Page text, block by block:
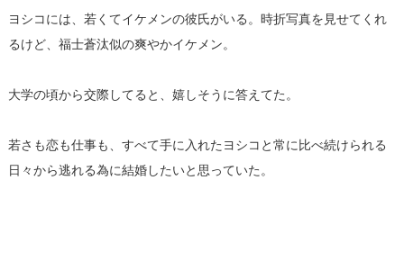
ヨシコには、若くてイケメンの彼氏がいる。 時折写真を見せてくれ
るけど、福士蒼汰似の爽やかイケメン。
大学の頃から交際してると、嬉しそうに答えてた。
若さも恋も仕事も、 すべて手に入れたヨシコと常に比べ続けられる
日々から逃れる為に結婚したいと思っていた。